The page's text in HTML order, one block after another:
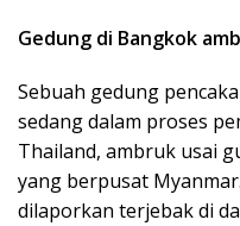
Gedung di Bangkok
Sebuah gedung
sedang dalam proses
Thailand, ambruk usai
yang berpusat
dilaporkan terjebak di